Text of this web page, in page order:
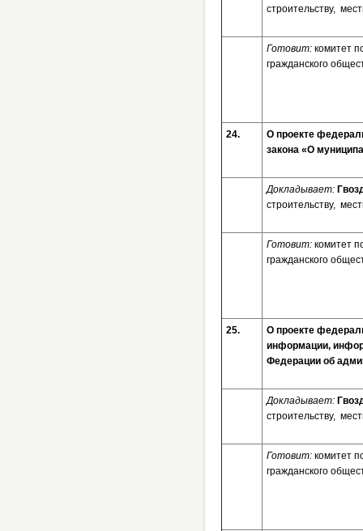
строительству,
Готовит: комитет
гражданского
24.
О проекте
закона «О
Докладывает:
строительству,
Готовит: комитет
гражданского
25.
О проекте
информации,
Федерации об
Докладывает:
строительству,
Готовит: комитет
гражданского